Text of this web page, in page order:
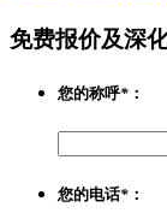
免费报价及深
您的称呼* ：
您的电话* ：